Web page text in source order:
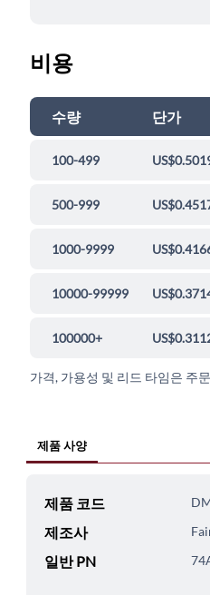
비용
수량 단가
100-499
500-999
1000-9999
10000-99999
100000+
가격, 가용성 및 리드 타임은 주
제품 사양
제품 코드
제조사
일반 PN